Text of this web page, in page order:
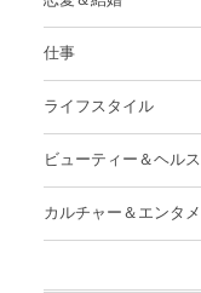
仕事
ライフスタイル
ビューティー＆ヘルス
カルチャー＆エンタメ